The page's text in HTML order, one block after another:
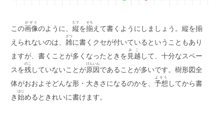
この画像
がぞう
のように、 縦
たて
を揃
そろ
えて書くようにしましょう。縦を揃
えられないのは、 雑
ざつ
に書くクセが付いているということもあり
ますが、書くことが多くなったときを 見越
みこ
して、十分なスペー
スを残
のこ
していないことが原因
げんいん
であることが多いです。樹形図全
体がおおよそどんな形・大きさになるのかを、 予想
よそう
してから書
き始
はじ
めるときれいに書けます。